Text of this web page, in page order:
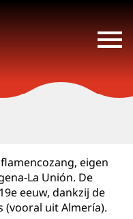
eigen
La Unión. De
eeuw, dankzij de
(vooral uit Almería).